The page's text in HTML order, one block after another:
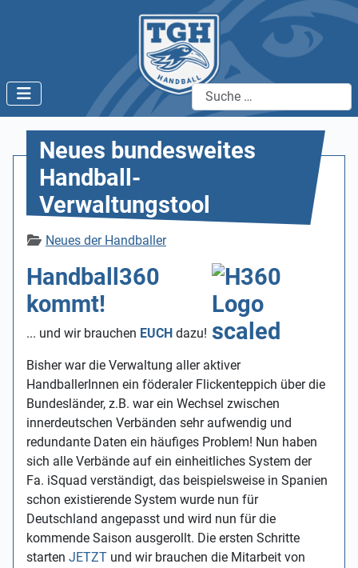
Suchen
Neues bundesweites
Handball-
Verwaltungstool
DetailsNeues der Handballer
Handball360
kommt!
... und wir brauchen EUCH dazu!
Bisher war die Verwaltung aller aktiver
HandballerInnen ein föderaler Flickenteppich über die
Bundesländer, z.B. war ein Wechsel zwischen
innerdeutschen Verbänden sehr aufwendig und
redundante Daten ein häufiges Problem! Nun haben
sich alle Verbände auf ein einheitliches System der
Fa. iSquad verständigt, das beispielsweise in Spanien
schon existierende System wurde nun für
Deutschland angepasst und wird nun für die
kommende Saison ausgerollt. Die ersten Schritte
starten JETZT und wir brauchen die Mitarbeit von